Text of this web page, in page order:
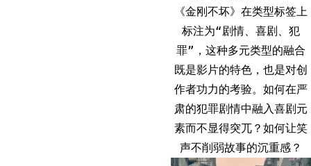
《金刚不坏》在类型标签上
标注为“剧情、喜剧、犯
罪”，这种多元类型的融合
既是影片的特色，也是对创
作者功力的考验。如何在严
肃的犯罪剧情中融入喜剧元
素而不显得突兀？如何让笑
声不削弱故事的沉重感？